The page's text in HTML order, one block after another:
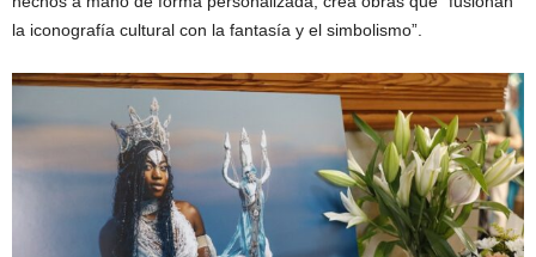
la iconografía cultural con la fantasía y el simbolismo”.